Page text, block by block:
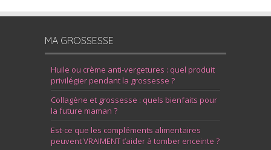
MA GROSSESSE
Huile ou crème anti-vergetures : quel produit
privilégier pendant la grossesse ?
Collagène et grossesse : quels bienfaits pour
la future maman ?
Est-ce que les compléments alimentaires
peuvent VRAIMENT t’aider à tomber enceinte ?